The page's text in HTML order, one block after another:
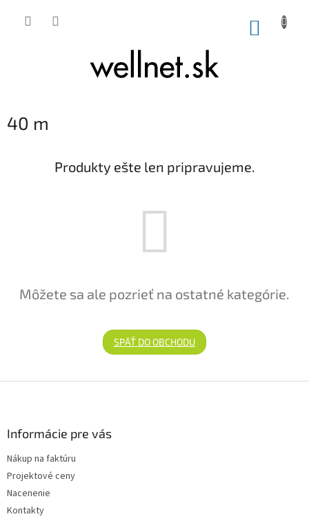
40 m
Produkty ešte len pripravujeme.
Môžete sa ale pozrieť na ostatné kategórie.
SPÄŤ DO OBCHODU
Informácie pre vás
Nákup na faktúru
Projektové ceny
Nacenenie
Kontakty